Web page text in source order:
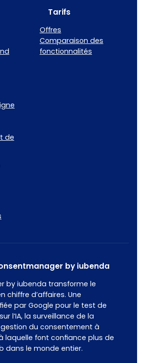
de
Tarifs
Offres
Comparaison des
fonctionnalités
by iubenda
by iubenda transforme le
chiffre d’affaires. Une
par Google pour le test de
l’IA, la surveillance de la
du consentement à
laquelle font confiance plus de
dans le monde entier.